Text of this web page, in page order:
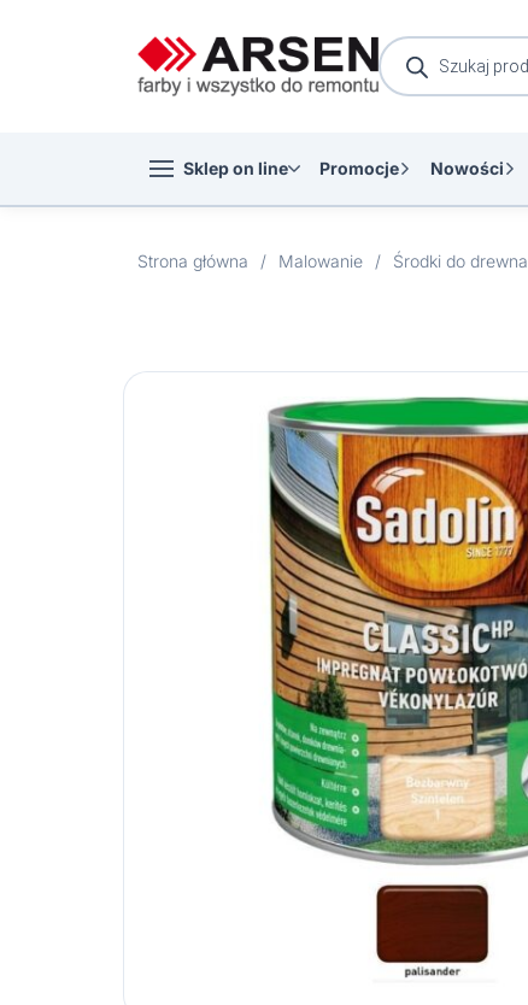
Wyszukiwarka
produktów
Sklep on line Promocje Nowości
Strona główna / Malowanie / Środki do drewna